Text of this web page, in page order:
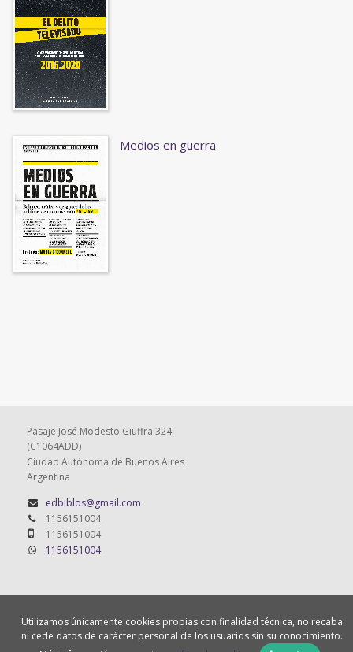
Medios en guerra
Pasaje José Modesto Giuffra 324
(C1064ADD)
Ciudad Autónoma de Buenos Aires
Argentina
edbiblos@gmail.com
1156151004
1156151004
1156151004
© 2026, Editorial Biblos
Quiénes somos
Cómo comprar
Utilizamos únicamente cookies propias con finalidad técnica, no recaba
ni cede datos de carácter personal de los usuarios sin su conocimiento.